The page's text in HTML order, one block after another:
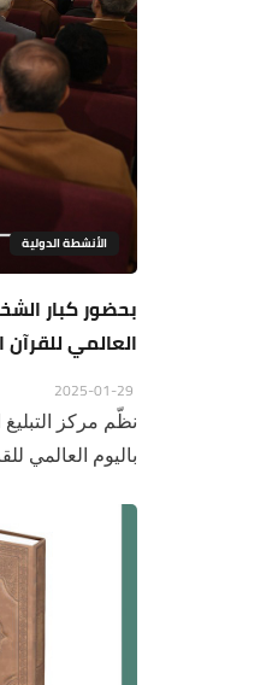
الأنشطة الدولية
بحضور كبار
العالمي للقرآن
نظّم مركز
باليوم العالمي